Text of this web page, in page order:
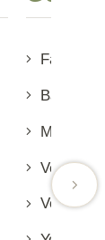
Medical
Vegane